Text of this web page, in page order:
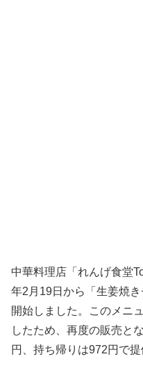
中華料理店「れんげ食堂
年2月19日から「生姜焼
開始しました。このメニ
したため、再度の販売と
円、持ち帰りは972円で提